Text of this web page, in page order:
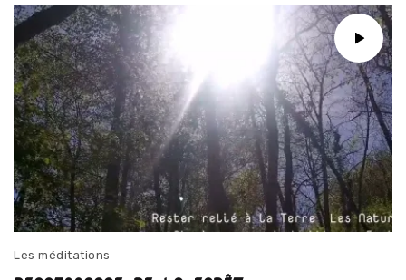
Les méditations